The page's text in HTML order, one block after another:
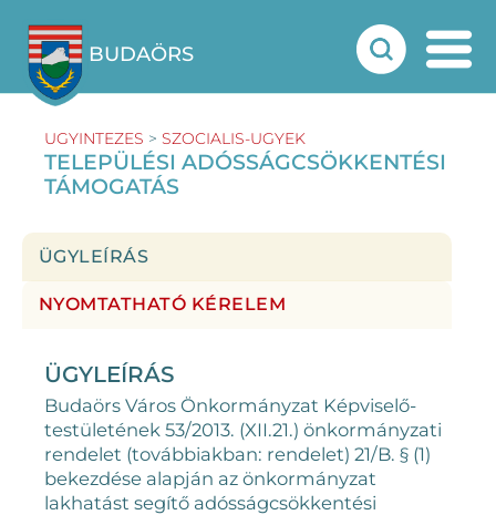
BUDAÖRS
UGYINTEZES > SZOCIALIS-UGYEK
TELEPÜLÉSI ADÓSSÁGCSÖKKENTÉSI
TÁMOGATÁS
ÜGYLEÍRÁS
NYOMTATHATÓ KÉRELEM
ÜGYLEÍRÁS
Budaörs Város Önkormányzat Képviselő-
testületének 53/2013. (XII.21.) önkormányzati
rendelet (továbbiakban: rendelet) 21/B. § (1)
bekezdése alapján az önkormányzat
lakhatást segítő adósságcsökkentési